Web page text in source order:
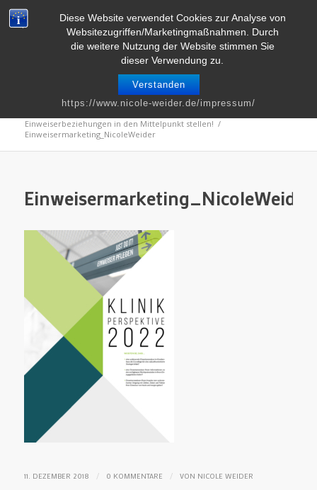
Diese Website verwendet Cookies zur Analyse von
Websitezugriffen/Marketingmaßnahmen. Durch
die weitere Nutzung der Website stimmen Sie
dieser Verwendung zu.
Verstanden
https://www.nicole-weider.de/impressum/
Einweiserbeziehungen in den Mittelpunkt stellen! /
Einweisermarketing_NicoleWeider
Einweisermarketing_NicoleWeider
11. DEZEMBER 2018 / 0 KOMMENTARE / VON NICOLE WEIDER